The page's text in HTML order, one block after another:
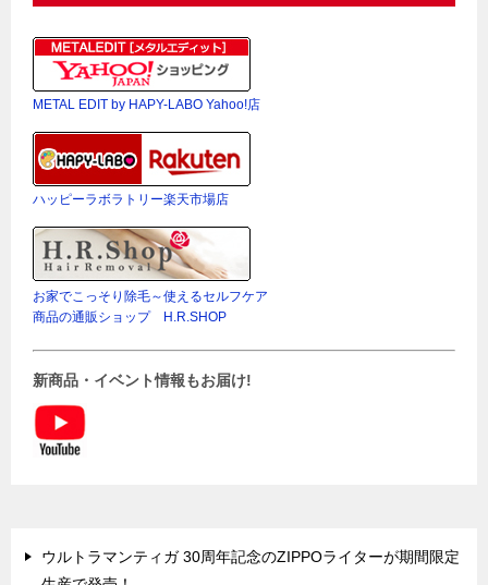
METAL EDIT by HAPY-LABO Yahoo!店
ハッピーラボラトリー楽天市場店
お家でこっそり除毛～使えるセルフケア
商品の通販ショップ H.R.SHOP
新商品・イベント情報もお届け!
ウルトラマンティガ 30周年記念のZIPPOライターが期間限定